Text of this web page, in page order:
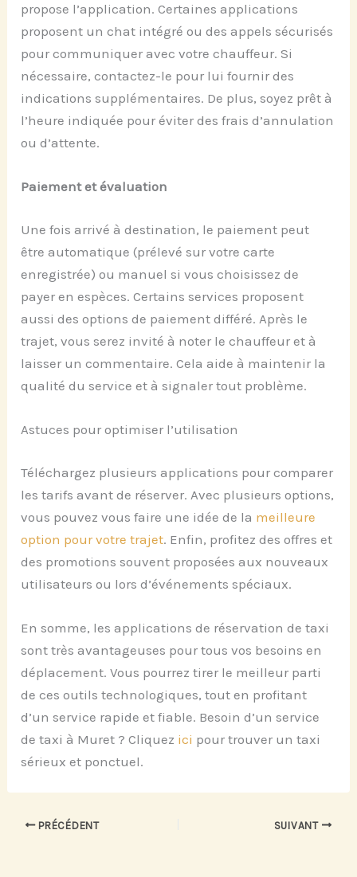
propose l’application. Certaines applications
proposent un chat intégré ou des appels sécurisés
pour communiquer avec votre chauffeur. Si
nécessaire, contactez-le pour lui fournir des
indications supplémentaires. De plus, soyez prêt à
l’heure indiquée pour éviter des frais d’annulation
ou d’attente.
Paiement et évaluation
Une fois arrivé à destination, le paiement peut
être automatique (prélevé sur votre carte
enregistrée) ou manuel si vous choisissez de
payer en espèces. Certains services proposent
aussi des options de paiement différé. Après le
trajet, vous serez invité à noter le chauffeur et à
laisser un commentaire. Cela aide à maintenir la
qualité du service et à signaler tout problème.
Astuces pour optimiser l’utilisation
Téléchargez plusieurs applications pour comparer
les tarifs avant de réserver. Avec plusieurs options,
vous pouvez vous faire une idée de la meilleure
option pour votre trajet. Enfin, profitez des offres et
des promotions souvent proposées aux nouveaux
utilisateurs ou lors d’événements spéciaux.
En somme, les applications de réservation de taxi
sont très avantageuses pour tous vos besoins en
déplacement. Vous pourrez tirer le meilleur parti
de ces outils technologiques, tout en profitant
d’un service rapide et fiable. Besoin d’un service
de taxi à Muret ? Cliquez ici pour trouver un taxi
sérieux et ponctuel.
PRÉCÉDENT SUIVANT